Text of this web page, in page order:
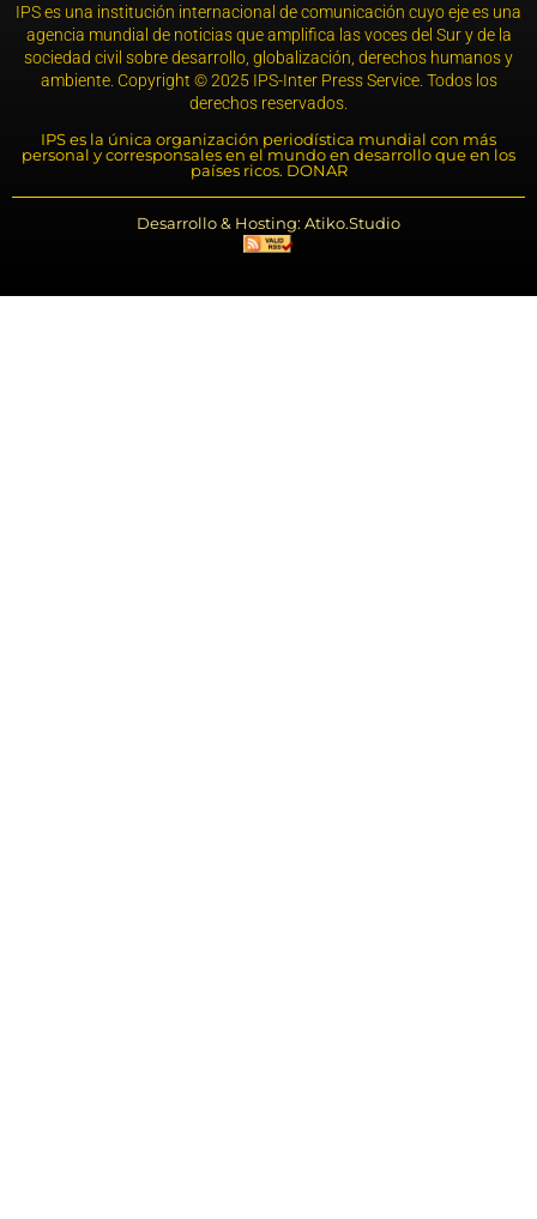
IPS es una institución internacional de comunicación cuyo eje es una
agencia mundial de noticias que amplifica las voces del Sur y de la
sociedad civil sobre desarrollo, globalización, derechos humanos y
ambiente. Copyright © 2025 IPS-Inter Press Service. Todos los
derechos reservados.
IPS es la única organización periodística mundial con más
personal y corresponsales en el mundo en desarrollo que en los
países ricos. DONAR
Desarrollo & Hosting: Atiko.Studio